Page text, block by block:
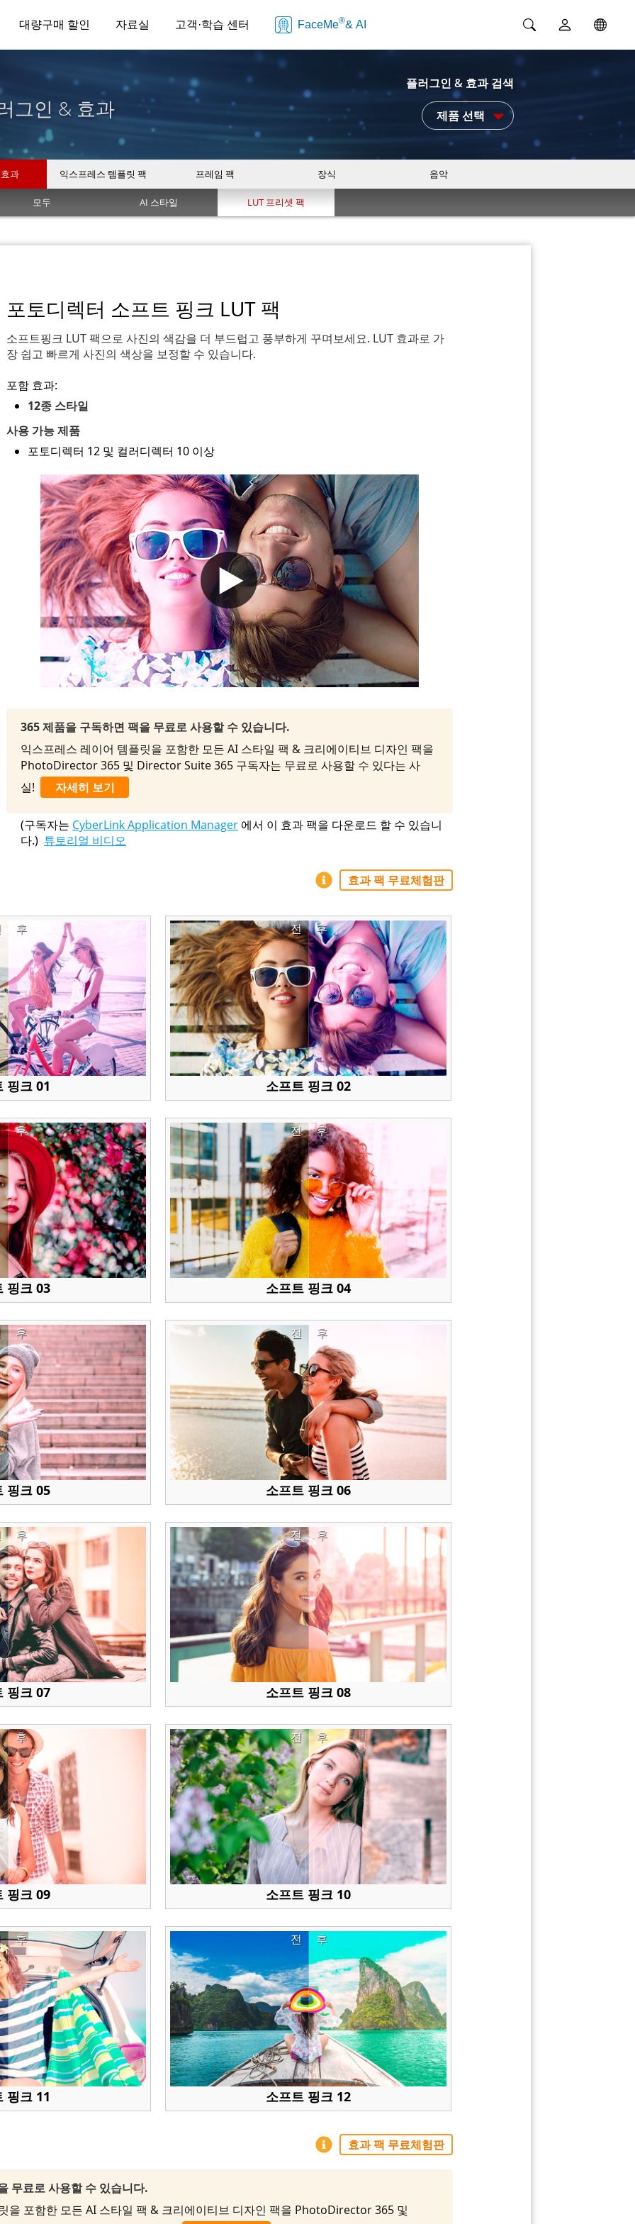
대량구매 할인 자료실 고객·학습 센터 FaceMe®& AI
그인 & 효과
플러그인 & 효과 검색
제품 선택
과 익스프레스 템플릿 팩 프레임 팩 장식 음악
모두 AI 스타일 LUT 프리셋 팩
포토디렉터 소프트 핑크 LUT 팩
소프트핑크 LUT 팩으로 사진의 색감을 더 부드럽고 풍부하게 꾸며보세요. LUT 효과로 가
장 쉽고 빠르게 사진의 색상을 보정할 수 있습니다.
포함 효과:
12종 스타일
사용 가능 제품
포토디렉터 12 및 컬러디렉터 10 이상
365 제품을 구독하면 팩을 무료로 사용할 수 있습니다.
익스프레스 레이어 템플릿을 포함한 모든 AI 스타일 팩 & 크리에이티브 디자인 팩을
PhotoDirector 365 및 Director Suite 365 구독자는 무료로 사용할 수 있다는 사
실!
자세히 보기
(구독자는 CyberLink Application Manager 에서 이 효과 팩을 다운로드 할 수 있습니
다.) 튜토리얼 비디오
효과 팩 무료체험판
후
핑크 01
후
전
소프트 핑크 02
후
핑크 03
후
전
소프트 핑크 04
후
핑크 05
후
전
소프트 핑크 06
후
핑크 07
후
전
소프트 핑크 08
후
핑크 09
후
전
소프트 핑크 10
후
핑크 11
후
전
소프트 핑크 12
효과 팩 무료체험판
무료로 사용할 수 있습니다.
을 포함한 모든 AI 스타일 팩 & 크리에이티브 디자인 팩을 PhotoDirector 365 및